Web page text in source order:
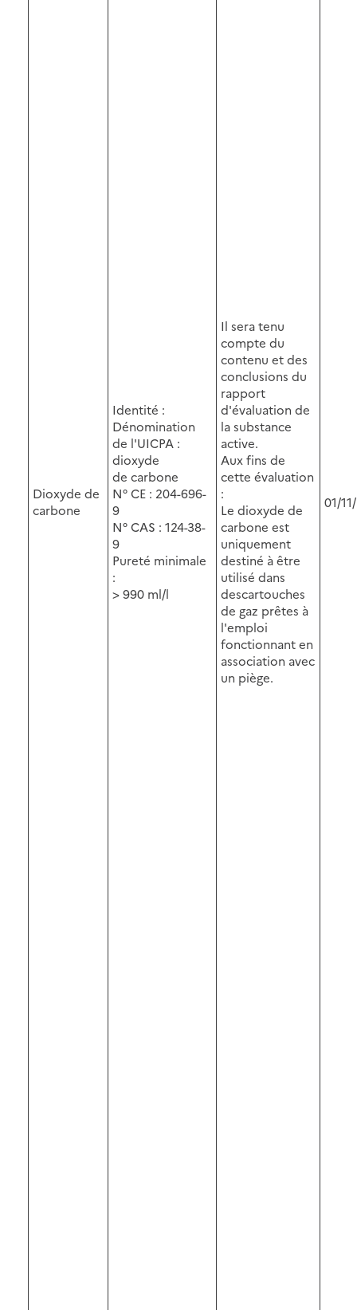
Dioxyde de
carbone
Identité :
Dénomination
de l'UICPA :
dioxyde
de carbone
N° CE : 204-696-
9
N° CAS : 124-38-
9
Pureté minimale
:
> 990 ml/l
Il sera tenu
compte du
contenu et des
conclusions du
rapport
d'évaluation de
la substance
active.
Aux fins de
cette évaluation
:
Le dioxyde de
carbone est
uniquement
destiné à être
utilisé dans
descartouches
de gaz prêtes à
l'emploi
fonctionnant en
association avec
un piège.
01/